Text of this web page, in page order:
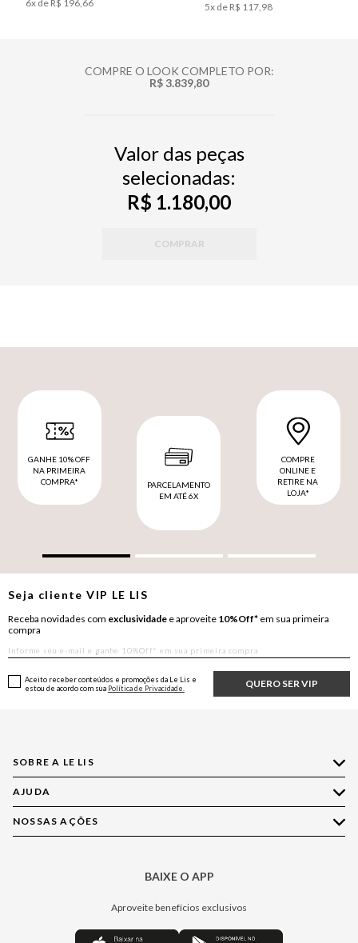
6x de R$ 196,66
5x de R$ 117,98
COMPRE O LOOK COMPLETO POR:
R$ 3.839,80
Valor das peças
selecionadas:
R$ 1.180,00
COMPRAR
GANHE 10% OFF
NA PRIMEIRA
COMPRA*
PARCELAMENTO
EM ATÉ 6X
COMPRE
ONLINE E
RETIRE NA
LOJA*
Seja clienteVIP LE LIS
Receba novidades com exclusividade e aproveite 10%Off* em sua primeira
compra
QUERO SER VIP
Aceito receber conteúdos e promoções da Le Lis e
estou de acordo com sua Política de Privacidade.
SOBRE A LE LIS
Quem Somos
Nossas Lojas
Política de Privacidade
AJUDA
Compre pelo WhatsApp
Central de Relacionamento
NOSSAS AÇÕES
BAIXE O APP
Aproveite benefícios exclusivos